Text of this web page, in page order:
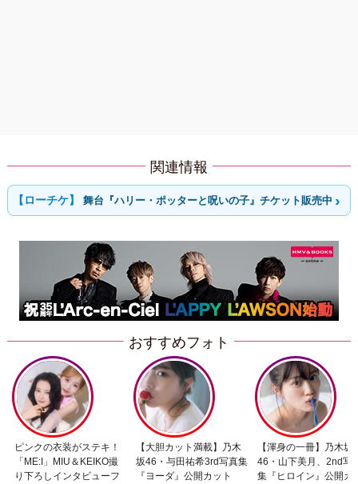
関連情報
舞台『ハリー・ポッターと呪いの子』チケット販売中
おすすめフォト
ピンクの衣装がステキ！
「ME:I」MIU＆KEIKO撮
り下ろしインタビューフ
【大胆カット満載】乃木
坂46・与田祐希3rd写真集
『ヨーダ』公開カット
【渾身の一冊】乃木坂
46・山下美月、2nd写
集『ヒロイン』公開カ